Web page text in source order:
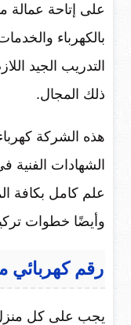
على إتاحة
بالكهرباء
التدريب الجيد
ذلك المجال.
هذه الشركة
الشهادات
علم كامل بكافة
وأيضًا خطوات
رقم كهربائي
يجب على كل